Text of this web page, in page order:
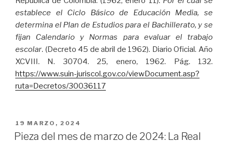
establece el Ciclo Básico de Educación Media, se
determina el Plan de Estudios para el Bachillerato, y se
fijan Calendario y Normas para evaluar el trabajo
escolar. (Decreto 45 de abril de 1962). Diario Oficial. Año
XCVIII. N. 30704. 25, enero, 1962. Pág. 132.
https://www.suin-juriscol.gov.co/viewDocument.asp?
ruta=Decretos/30036117
PUBLICADO
EL
19 MARZO, 2024
Pieza del mes de marzo de 2024: La Real